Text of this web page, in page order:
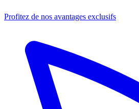
Profitez de nos avantages exclusifs